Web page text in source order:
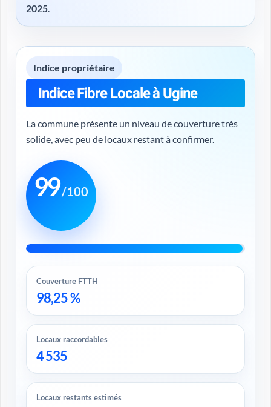
2025.
Indice propriétaire
Indice Fibre Locale à Ugine
La commune présente un niveau de couverture très
solide, avec peu de locaux restant à confirmer.
99/100
Couverture FTTH
98,25 %
Locaux raccordables
4 535
Locaux restants estimés